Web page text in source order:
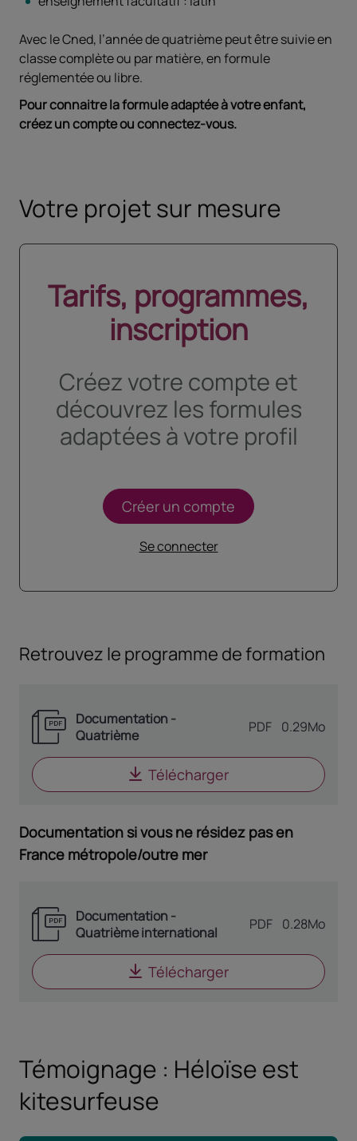
Avec le Cned, l’année de quatrième peut être suivie en
classe complète ou par matière, en formule
réglementée ou libre.
Pour connaitre la formule adaptée à votre enfant,
créez un compte ou connectez-vous.
Votre projet sur mesure
Tarifs, programmes,
inscription
Créez votre compte et
découvrez les formules
adaptées à votre profil
Créer un compte
Se connecter
Retrouvez le programme de formation
Documentation -
Quatrième
TYPE DE
PDF 0.29Mo
Téléchargerle document
Documentation si vous ne résidez pas en
France métropole/outre mer
Documentation -
Quatrième international
TYPE DE
PDF 0.28Mo
Téléchargerle document
Témoignage : Héloïse est
kitesurfeuse